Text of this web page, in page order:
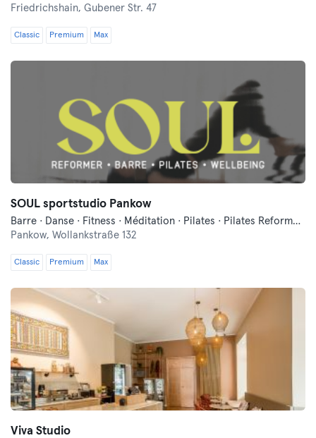
Friedrichshain, Gubener Str. 47
Classic Premium Max
SOUL sportstudio Pankow
Barre · Danse · Fitness · Méditation · Pilates · Pilates Reformer · Yoga
Pankow, Wollankstraße 132
Classic Premium Max
Viva Studio